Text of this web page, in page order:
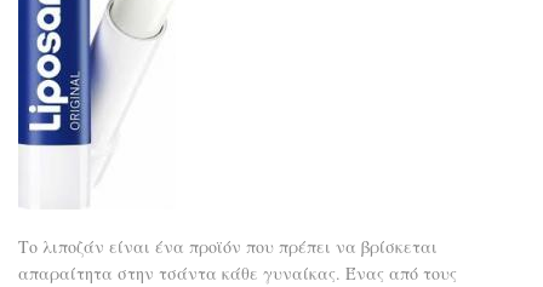
Το λιποζάν είναι ένα προϊόν που πρέπει να βρίσκεται
απαραίτητα στην τσάντα κάθε γυναίκας. Ένας από τους